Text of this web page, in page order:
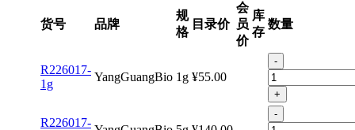
货号 品牌
规
格
目录价
会
员
价
库
存
数量
R226017-
1g
YangGuangBio 1g ¥55.00
-
+
R226017-
-